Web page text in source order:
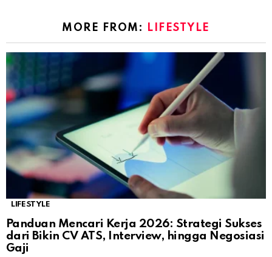
MORE FROM: LIFESTYLE
LIFESTYLE
Panduan Mencari Kerja 2026: Strategi Sukses
dari Bikin CV ATS, Interview, hingga Negosiasi
Gaji